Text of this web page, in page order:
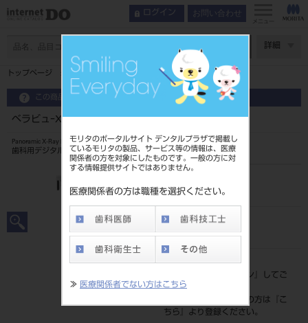
モリタのポータルサイト デンタルプラザで掲載し
ているモリタの製品、サービス等の情報は、医療
関係者の方を対象にしたものです。一般の方に対
する情報提供サイトではありません。
医療関係者の方は職種を選択ください。
≫ 医療関係者でない方はこちら
ログイン お問い合わせ
メニュー
詳細
トップページ ベラビュｰX800+ F170-CPｰONE
この商品に関するお問い合わせ
ベラビュｰX800+ F170-CPｰONE
Panoramic X-Ray Equipment Cephalometric Imaging Veraview X800+
歯科用デジタルパノラマ・セファロ・CT Ｘ線装置
100903380
JAN/EANコード
標準価格
ログイン
』してご
覧ください。
ネット会員登録がまだの方は『
こ
ちら
』より登録ください。
インデックス 再構成機能
CT撮影領域
水平照射
再構成機能
ソフトウェアによる画像処理機能
パノラマ撮影
セファロ撮影
対面位置付け
ネットワークシステム
Door Cloud